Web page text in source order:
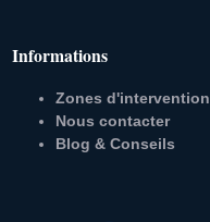
Informations
Zones d'intervention
Nous contacter
Blog & Conseils